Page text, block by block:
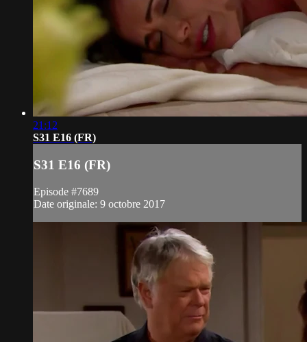
21:12
S31 E16 (FR)
S31 E16 (FR)
Episode #7689
Date originale: 9 octobre 2017